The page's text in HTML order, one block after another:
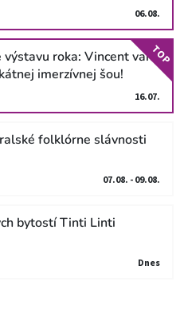
06.08.
roka: Vincent van
imerzívnej šou!
16.07.
TOP
folklórne slávnosti
07.08. - 09.08.
bytostí Tinti Linti
Dnes